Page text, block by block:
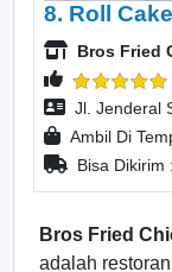
8. Roll
Bros Fried
Jl. Jenderal
Ambil Di
Bisa Dikirim
Bros Fried
adalah